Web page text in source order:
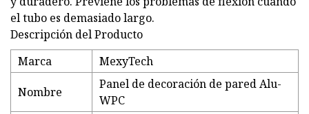
el tubo es demasiado largo.
Descripción del Producto
Marca
MexyTech
Nombre
Panel de decoración de pared Alu-
WPC